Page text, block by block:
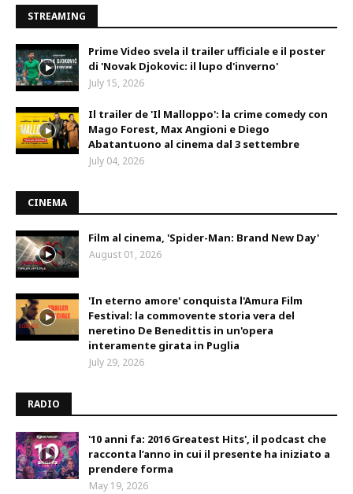
STREAMING
Prime Video svela il trailer ufficiale e il poster
di 'Novak Djokovic: il lupo d'inverno'
July 15, 2026
Il trailer de 'Il Malloppo': la crime comedy con
Mago Forest, Max Angioni e Diego
Abatantuono al cinema dal 3 settembre
July 04, 2026
CINEMA
Film al cinema, 'Spider-Man: Brand New Day'
August 01, 2026
'In eterno amore' conquista l'Amura Film
Festival: la commovente storia vera del
neretino De Benedittis in un'opera
interamente girata in Puglia
July 29, 2026
RADIO
'10 anni fa: 2016 Greatest Hits', il podcast che
racconta l’anno in cui il presente ha iniziato a
prendere forma
May 19, 2026